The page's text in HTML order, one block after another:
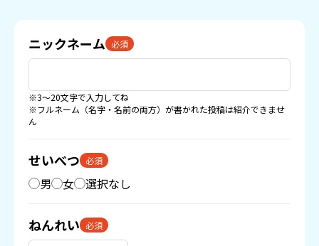
ニックネーム 必須
※3〜20文字で入力してね
※フルネーム（名字・名前の両方）が書かれた投稿は紹介できませ
ん
せいべつ 必須
男 女 選択なし
ねんれい 必須